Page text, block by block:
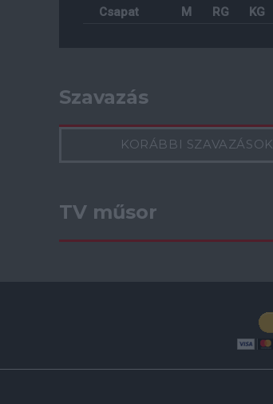
Csapat M RG KG
Szavazás
KORÁBBI SZAVAZÁSOK
TV műsor